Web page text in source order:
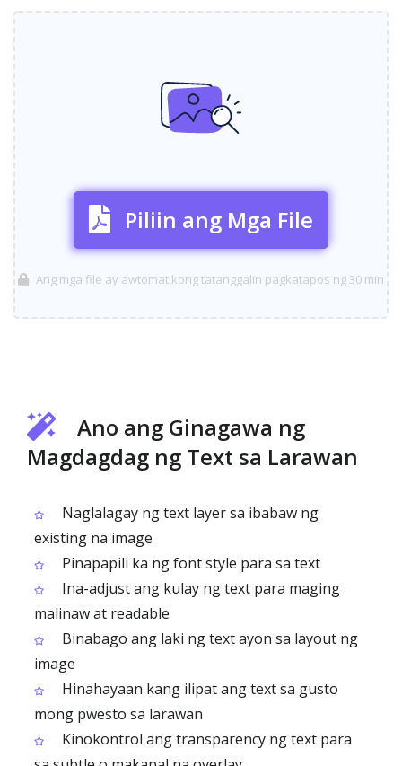
Piliin ang Mga File
Ang mga file ay awtomatikong tatanggalin pagkatapos ng 30 min
Ano ang Ginagawa ng
Magdagdag ng Text sa Larawan
Naglalagay ng text layer sa ibabaw ng
existing na image
Pinapapili ka ng font style para sa text
Ina-adjust ang kulay ng text para maging
malinaw at readable
Binabago ang laki ng text ayon sa layout ng
image
Hinahayaan kang ilipat ang text sa gusto
mong pwesto sa larawan
Kinokontrol ang transparency ng text para